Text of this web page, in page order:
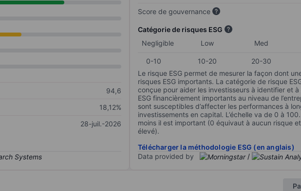
94,6
18,12%
28-juil.-2026
Score de gouvernance
Catégorie de risques ESG
Negligible
Low Med
0-10 10-20 20-30
Le risque ESG permet de mesurer la façon dont
risques ESG importants. La catégorie de risque
conçue pour aider les investisseurs à identifier et
ESG financièrement importants au niveau de
sont susceptibles d’affecter les performances à
investissements en capital. L’échelle va de 0 à
moins il est important (0 équivaut à aucun risque
élevé).
Télécharger la méthodologie ESG (en anglais)
Data provided by
/